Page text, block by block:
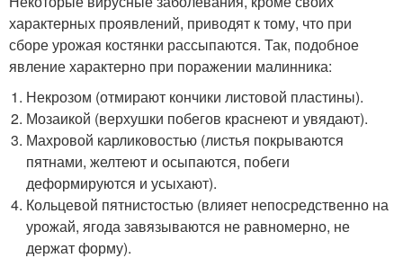
характерных проявлений, приводят к тому, что при
сборе урожая костянки рассыпаются. Так, подобное
явление характерно при поражении малинника:
Некрозом (отмирают кончики листовой пластины).
Мозаикой (верхушки побегов краснеют и увядают).
Махровой карликовостью (листья покрываются
пятнами, желтеют и осыпаются, побеги
деформируются и усыхают).
Кольцевой пятнистостью (влияет непосредственно на
урожай, ягода завязываются не равномерно, не
держат форму).